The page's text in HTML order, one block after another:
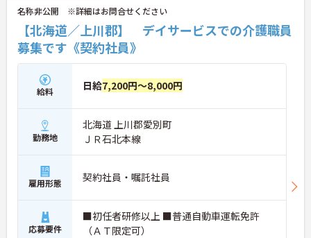
名称非公開 ※詳細はお問合せください
【北海道／上川郡】 デイサービスでの介護職員
募集です《契約社員》
給料 日給7,200円～8,000円
勤務地
北海道 上川郡愛別町
ＪＲ石北本線
雇用形態 契約社員・嘱託社員
応募要件
■初任者研修以上 ■普通自動車運転免許
（ＡＴ限定可）